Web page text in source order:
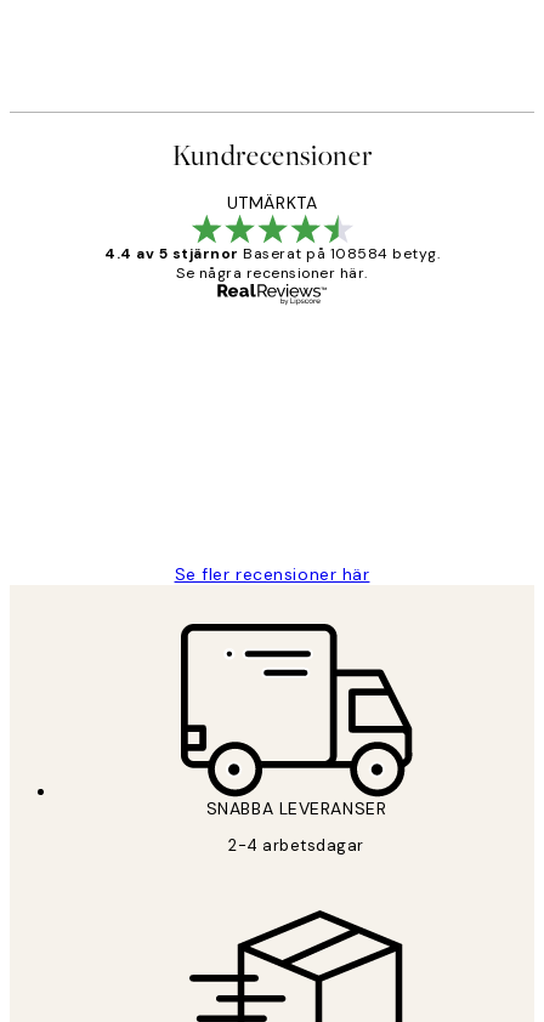
Kundrecensioner
UTMÄRKTA
4.4 av 5 stjärnor Baserat på 108584 betyg.
Se några recensioner här.
Se fler recensioner här
SNABBA LEVERANSER
2-4 arbetsdagar